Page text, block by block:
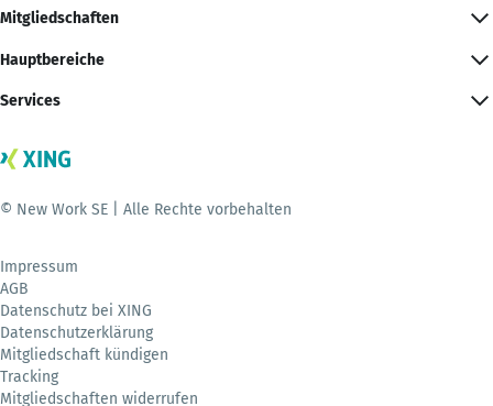
Mitgliedschaften
Hauptbereiche
Services
© New Work SE | Alle Rechte vorbehalten
Impressum
AGB
Datenschutz bei XING
Datenschutzerklärung
Mitgliedschaft kündigen
Tracking
Mitgliedschaften widerrufen